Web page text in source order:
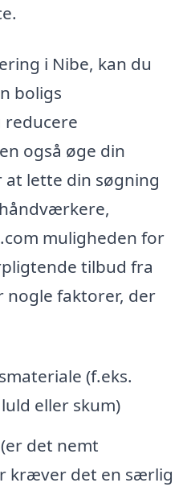
i Nibe, kan du
boligs
også øge din
lette din søgning
muligheden for
tilbud fra
nogle faktorer, der
(f.eks.
eller skum)
det nemt
kræver det en særlig